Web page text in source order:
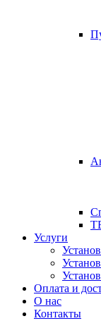
Услуги
Оплата и
О нас
Контакты